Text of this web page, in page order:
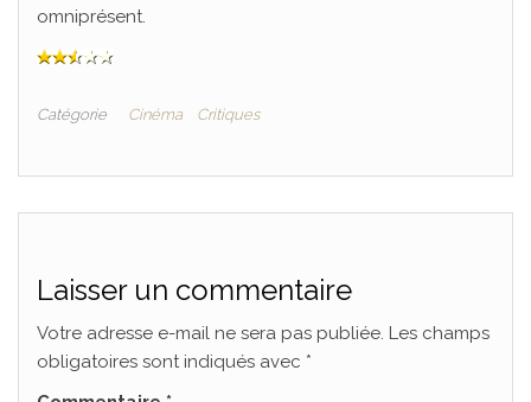
omniprésent.
Catégorie Cinéma Critiques
Laisser un commentaire
Votre adresse e-mail ne sera pas publiée. Les champs
obligatoires sont indiqués avec *